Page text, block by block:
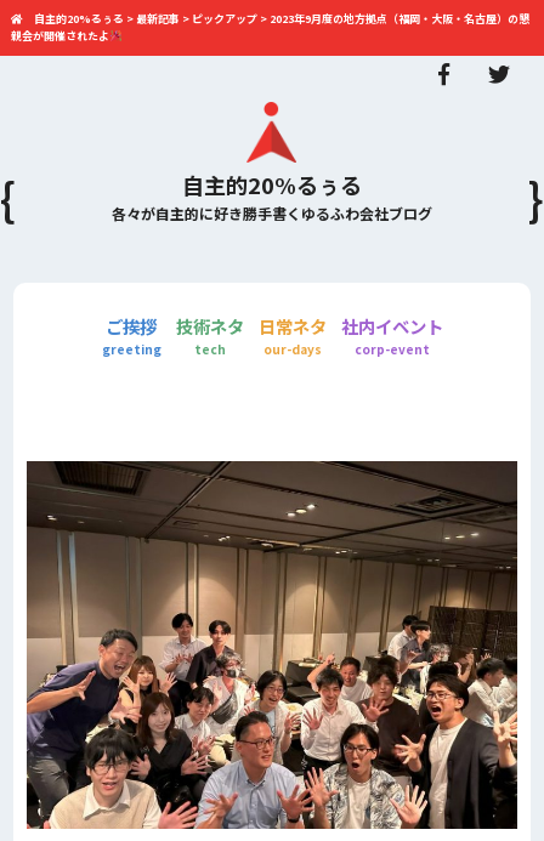
自主的20%るぅる
各々が自主的に好き勝手書くゆるふわ会社ブログ
自主的20%るぅる > 最新記事 > ピックアップ > 2023年9月度の地方拠点（福岡・大阪・名古屋）の懇
親会が開催されたよ
ご挨拶
greeting
技術ネタ
tech
日常ネタ
our-days
社内イベント
corp-event